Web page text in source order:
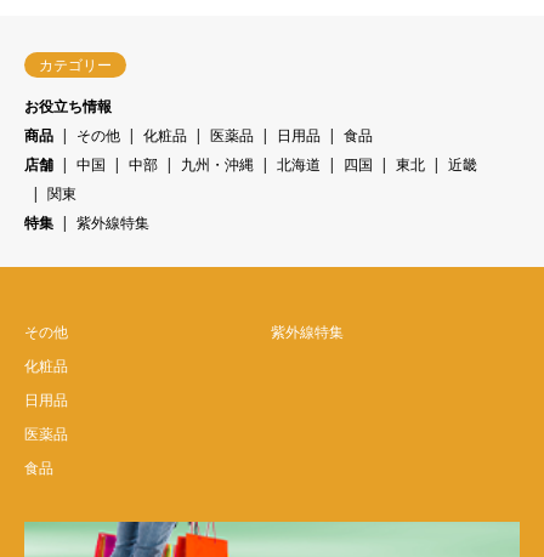
カテゴリー
お役立ち情報
商品
その他 化粧品 医薬品 日用品
食品
店舗
中国 中部 九州・沖縄 北海道 四国 東北
近畿
関東
特集
紫外線特集
その他
化粧品
日用品
医薬品
食品
紫外線特集